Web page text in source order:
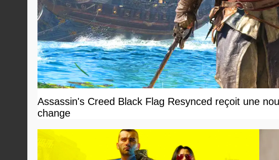
Assassin's Creed Black Flag Resynced reçoit une
change